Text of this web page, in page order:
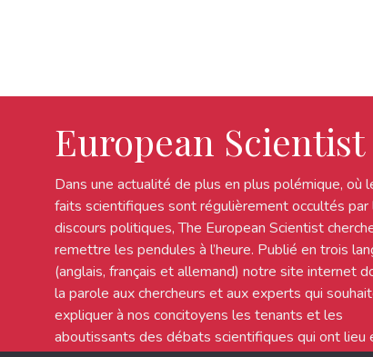
European Scientist
Dans une actualité de plus en plus polémique, où
faits scientifiques sont régulièrement occultés par
discours politiques, The European Scientist
remettre les pendules à l’heure. Publié en trois
(anglais, français et allemand) notre site internet
la parole aux chercheurs et aux experts qui
expliquer à nos concitoyens les tenants et les
aboutissants des débats scientifiques qui ont lieu